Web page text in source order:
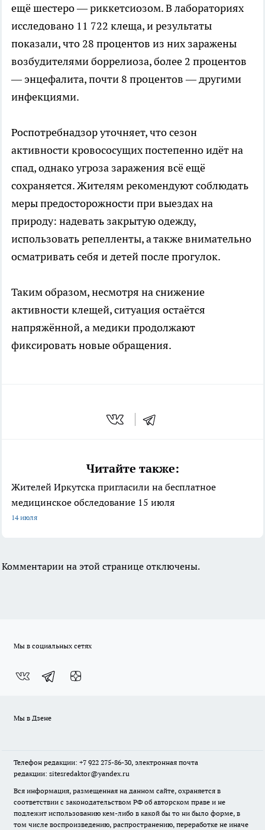
ещё шестеро — риккетсиозом. В лабораториях
исследовано 11 722 клеща, и результаты
показали, что 28 процентов из них заражены
возбудителями боррелиоза, более 2 процентов
— энцефалита, почти 8 процентов — другими
инфекциями.
Роспотребнадзор уточняет, что сезон
активности кровососущих постепенно идёт на
спад, однако угроза заражения всё ещё
сохраняется. Жителям рекомендуют соблюдать
меры предосторожности при выездах на
природу: надевать закрытую одежду,
использовать репелленты, а также внимательно
осматривать себя и детей после прогулок.
Таким образом, несмотря на снижение
активности клещей, ситуация остаётся
напряжённой, а медики продолжают
фиксировать новые обращения.
Читайте также:
Жителей Иркутска пригласили на бесплатное
медицинское обследование 15 июля
14 июля
Комментарии на этой странице отключены.
Мы в социальных сетях
Мы в Дзене
Телефон редакции: +7 922 275-86-30, электронная почта
редакции: sitesredaktor@yandex.ru
Вся информация, размещенная на данном сайте, охраняется в
соответствии с законодательством РФ об авторском праве и не
подлежит использованию кем-либо в какой бы то ни было форме, в
том числе воспроизведению, распространению, переработке не иначе